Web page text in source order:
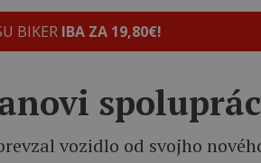
BIKER IBA ZA 19,80€!
vozidlo od svojho